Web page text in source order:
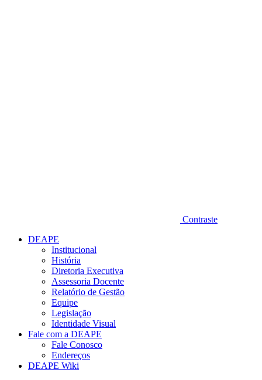
Contraste
DEAPE
Institucional
História
Diretoria Executiva
Assessoria Docente
Relatório de Gestão
Equipe
Legislação
Identidade Visual
Fale com a DEAPE
Fale Conosco
Endereços
DEAPE Wiki